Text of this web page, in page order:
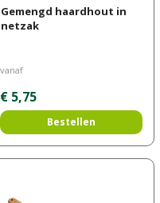
Gemengd haardhout in
netzak
vanaf
€ 5,75
Bestellen